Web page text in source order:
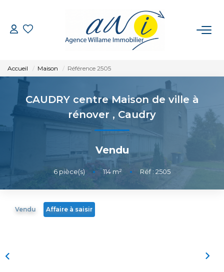
LOCATION
GESTION
CONTACT
EXTRANET
Accueil Maison Référence 2505
CAUDRY centre Maison de ville à
rénover , Caudry
Vendu
6 pièce(s) • 114 m² • Réf : 2505
Vendu Affaire à saisir